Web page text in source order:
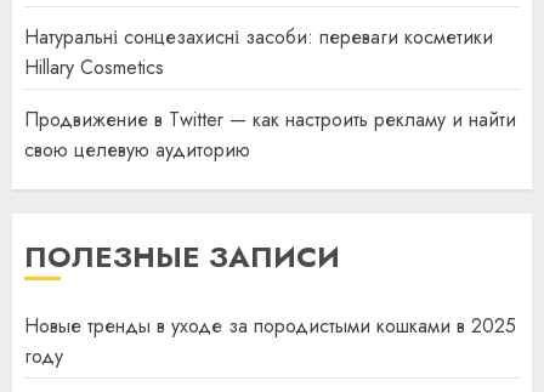
Натуральні сонцезахисні засоби: переваги косметики
Hillary Cosmetics
Продвижение в Twitter — как настроить рекламу и найти
свою целевую аудиторию
ПОЛЕЗНЫЕ ЗАПИСИ
Новые тренды в уходе за породистыми кошками в 2025
году